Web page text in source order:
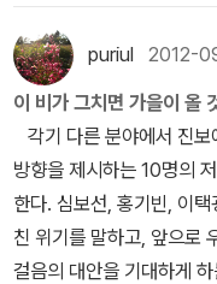
시인은 오규원 시인의 <분
긴 사랑 때문에 낙태를 해
맛이란 더할 수 없이 을씨
수런대는 찢어진 비닐 봉
한 무엇일 것만 같다. 장
이 시의 제목은 소박하기
한다. '창백한 여자의 얼굴
자신의 정체성이다. '리코
다)이야기는 글로 기록되
를 거치며 변형되기도 한
에 갇혀버리기 쉬운데, 입
화를 줄 수 있다. 이렇듯
작품의 영감을 얻은 작가
다. 저자는 현실 속 그와
(이제 태풍은 그만좀 왔으
puriul 2012-
이 비가 그치면 가을이 올
각기 다른 분야에서 진
방향을 제시하는 10명의
한다. 심보선, 홍기빈, 이
친 위기를 말하고, 앞으로
걸음의 대안을 기대하